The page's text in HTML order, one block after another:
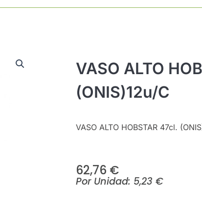
VASO ALTO
(ONIS)12u/c
VASO ALTO HOBSTAR 47cl.
62,76 €
Por Unidad: 5,23€